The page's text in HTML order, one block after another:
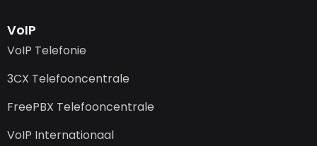
VoIP
VoIP Telefonie
3CX Telefooncentrale
FreePBX Telefooncentrale
VoIP Internationaal